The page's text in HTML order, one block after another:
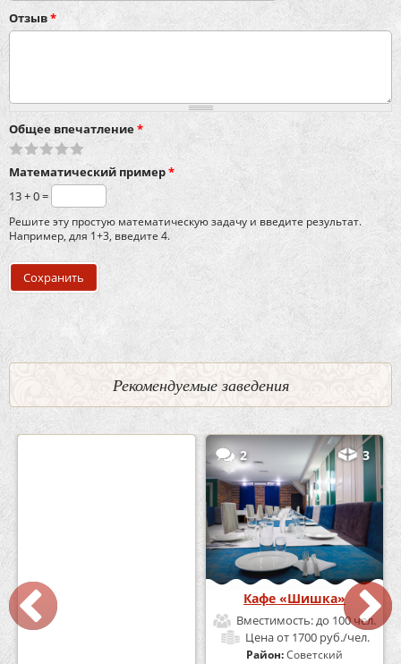
Отзыв*
Общее впечатление *
Математический пример*
13 + 0 =
Решите эту простую математическую задачу и введите результат.
Например, для 1+3, введите 4.
Рекомендуемые заведения
Кафе-Бар Бермуды
Вместимость:
2 3
Кафе «Шишка»
Вместимость:до 100 чел.
Ценаот 1700 руб./чел.
Район:Советский